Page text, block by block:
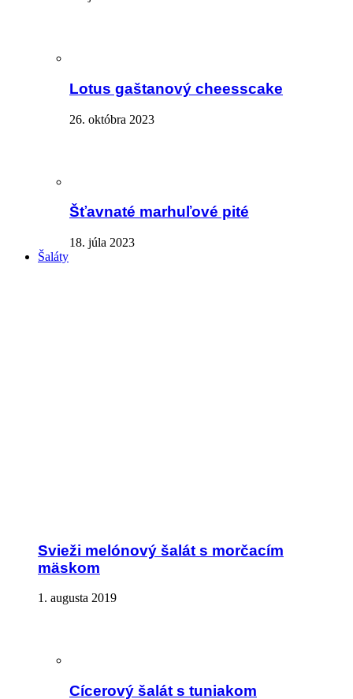
Lotus gaštanový cheesscake
26. októbra 2023
Šťavnaté marhuľové pité
18. júla 2023
Šaláty
Svieži melónový šalát s morčacím
mäskom
1. augusta 2019
Cícerový šalát s tuniakom